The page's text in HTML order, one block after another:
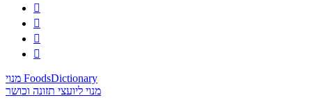




מנוי FoodsDictionary
מנוי ליועצי תזונה וכושר